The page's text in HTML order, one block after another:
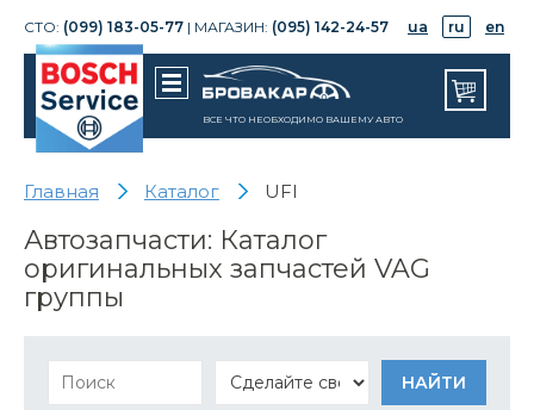
СТО: (099) 183-05-77 | МАГАЗИН: (095) 142-24-57 ua ru en
ВСЕ ЧТО НЕОБХОДИМО ВАШЕМУ АВТО
Главная Каталог UFI
Автозапчасти: Каталог
оригинальных запчастей VAG
группы